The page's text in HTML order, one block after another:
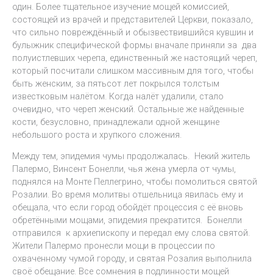
один. Более тщательное изучение мощей комиссией,
состоящей из врачей и представителей Церкви, показало,
что сильно повреждённый и обызвествившийся кувшин и
булыжник специфической формы вначале приняли за два
полуистлевших черепа, единственный же настоящий череп,
который посчитали слишком массивным для того, чтобы
быть женским, за пятьсот лет покрылся толстым
известковым налётом. Когда налёт удалили, стало
очевидно, что череп женский. Остальные же найденные
кости, безусловно, принадлежали одной женщине
небольшого роста и хрупкого сложения.
Между тем, эпидемия чумы продолжалась. Некий житель
Палермо, Винсент Бонелли, чья жена умерла от чумы,
поднялся на Монте Пеллегрино, чтобы помолиться святой
Розалии. Во время молитвы отшельница явилась ему и
обещала, что если город обойдёт процессия с её вновь
обретёнными мощами, эпидемия прекратится. Бонелли
отправился к архиепископу и передал ему слова святой.
Жители Палермо пронесли мощи в процессии по
охваченному чумой городу, и святая Розалия выполнила
своё обещание. Все сомнения в подлинности мощей